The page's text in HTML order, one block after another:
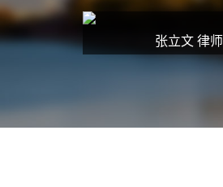
张立文 律师